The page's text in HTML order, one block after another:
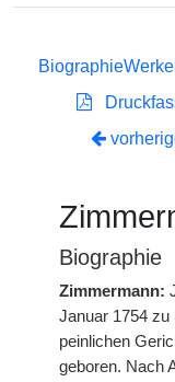
BiographieWerke
Biographie
Zimmermann:
Januar 1754 zu
peinlichen
geboren. Nach